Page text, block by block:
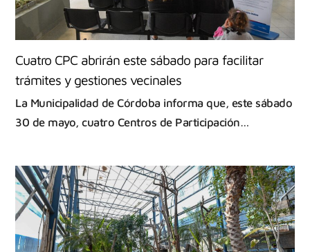
Cuatro CPC abrirán este sábado para facilitar
trámites y gestiones vecinales
La Municipalidad de Córdoba informa que, este sábado
30 de mayo, cuatro Centros de Participación…